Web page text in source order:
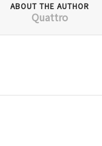
ABOUT THE AUTHOR
Quattro